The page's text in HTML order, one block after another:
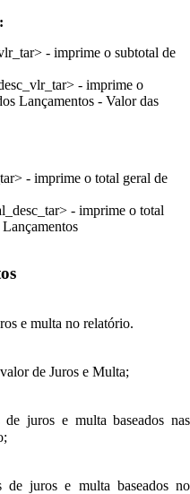
- imprime o subtotal de
- imprime o
Lançamentos - Valor das
- imprime o total geral de
- imprime o total
e multa no relatório.
de Juros e Multa;
juros e multa baseados nas
de juros e multa baseados no